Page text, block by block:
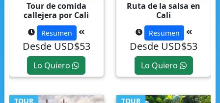
Tour de comida
callejera por Cali
Resumen
Desde USD$53
Lo Quiero
Ruta de la salsa en
Cali
Resumen
Desde USD$53
Lo Quiero
TOUR TOUR